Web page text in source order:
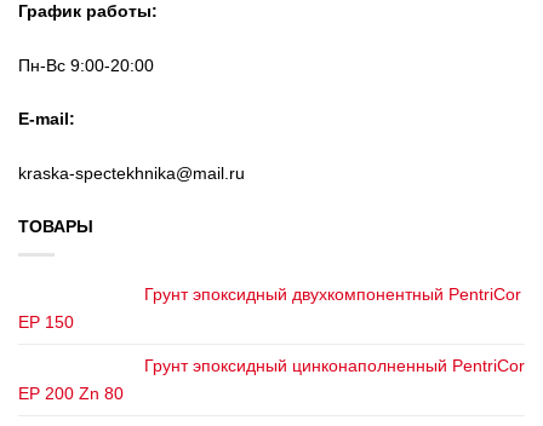
График работы:
Пн-Вс 9:00-20:00
E-mail:
kraska-spectekhnika@mail.ru
ТОВАРЫ
Грунт эпоксидный двухкомпонентный PentriCor
EP 150
Грунт эпоксидный цинконаполненный PentriCor
EP 200 Zn 80